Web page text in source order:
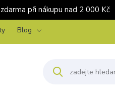
zdarma při nákupu nad 2
Blog